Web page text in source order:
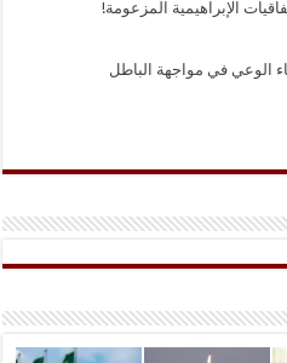
الإبراهيمية المزعومة!
الوعي في مواجهة الباطل